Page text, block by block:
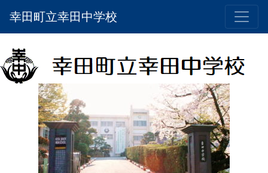
幸田町立幸田中学校